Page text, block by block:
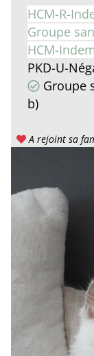
HCM-R-
Groupe
HCM-
PKD-U-
Groupe
b)
A rejoint sa